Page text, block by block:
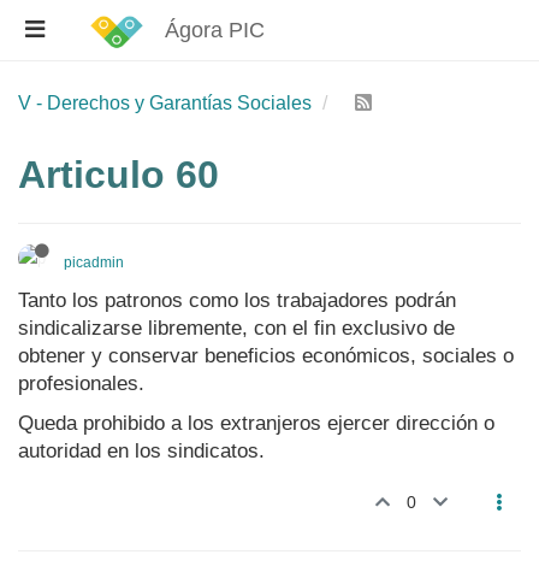
Ágora PIC
V - Derechos y Garantías Sociales
Articulo 60
picadmin
Tanto los patronos como los trabajadores podrán
sindicalizarse libremente, con el fin exclusivo de
obtener y conservar beneficios económicos, sociales o
profesionales.
Queda prohibido a los extranjeros ejercer dirección o
autoridad en los sindicatos.
0